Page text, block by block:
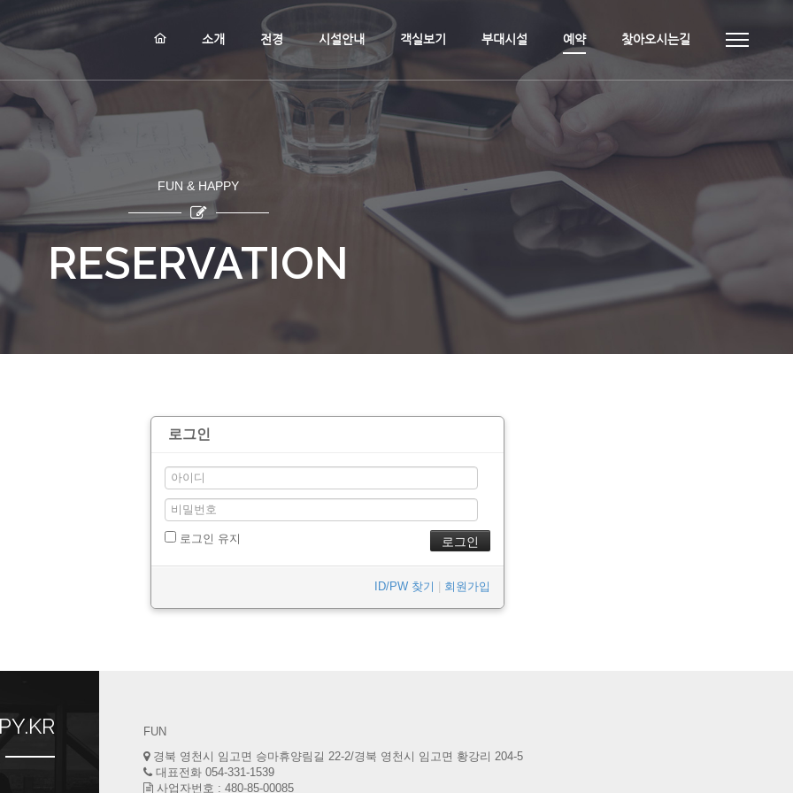
소개
전경 시설안내 객실보기 부대시설 예약 찾아오시는길
FUN & HAPPY
RESERVATION
로그인
로그인 유지
ID/PW 찾기 회원가입
FUN
경북 영천시 임고면 승마휴양림길 22-2/경북 영천시 임고면 황강리 204-5
대표전화 054-331-1539
사업자번호 : 480-85-00085